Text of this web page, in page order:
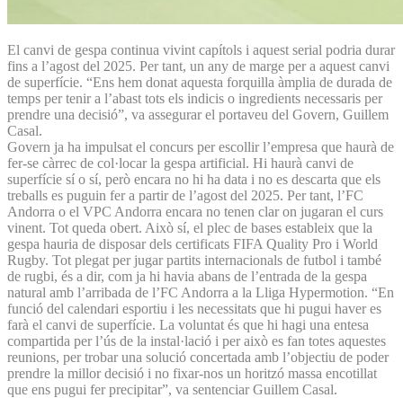
El canvi de gespa continua vivint capítols i aquest serial podria durar
fins a l’agost del 2025. Per tant, un any de marge per a aquest canvi
de superfície. “Ens hem donat aquesta forquilla àmplia de durada de
temps per tenir a l’abast tots els indicis o ingredients necessaris per
prendre una decisió”, va assegurar el portaveu del Govern, Guillem
Casal.
Govern ja ha impulsat el concurs per escollir l’empresa que haurà de
fer-se càrrec de col·locar la gespa artificial. Hi haurà canvi de
superfície sí o sí, però encara no hi ha data i no es descarta que els
treballs es puguin fer a partir de l’agost del 2025. Per tant, l’FC
Andorra o el VPC Andorra encara no tenen clar on jugaran el curs
vinent. Tot queda obert. Això sí, el plec de bases estableix que la
gespa hauria de disposar dels certificats FIFA Quality Pro i World
Rugby. Tot plegat per jugar partits internacionals de futbol i també
de rugbi, és a dir, com ja hi havia abans de l’entrada de la gespa
natural amb l’arribada de l’FC Andorra a la Lliga Hypermotion. “En
funció del calendari esportiu i les necessitats que hi pugui haver es
farà el canvi de superfície. La voluntat és que hi hagi una entesa
compartida per l’ús de la instal·lació i per això es fan totes aquestes
reunions, per trobar una solució concertada amb l’objectiu de poder
prendre la millor decisió i no fixar-nos un horitzó massa encotillat
que ens pugui fer precipitar”, va sentenciar Guillem Casal.